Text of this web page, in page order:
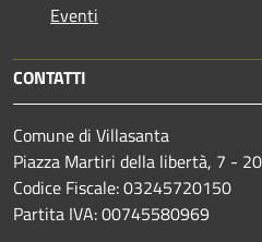
Eventi
CONTATTI
Comune di Villasanta
Piazza Martiri della libertà, 7 -
Codice Fiscale: 03245720150
Partita IVA: 00745580969